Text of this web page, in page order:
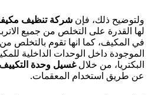
ولتوضيح ذلك، فإن شركة تنظيف
لها القدرة على التخلص من جميع
في المكيف، كما انها تقوم بالتخلص
الموجودة داخل الوحدات الداخلية
البكتريا، من خلالغسيل وحدة التكييف
عن طريق استخدام المعقمات.